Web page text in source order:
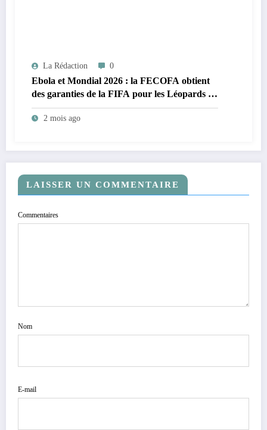
La Rédaction 0
Ebola et Mondial 2026 : la FECOFA obtient
des garanties de la FIFA pour les Léopards de
la RDC
2 mois ago
LAISSER UN COMMENTAIRE
Commentaires
Nom
E-mail